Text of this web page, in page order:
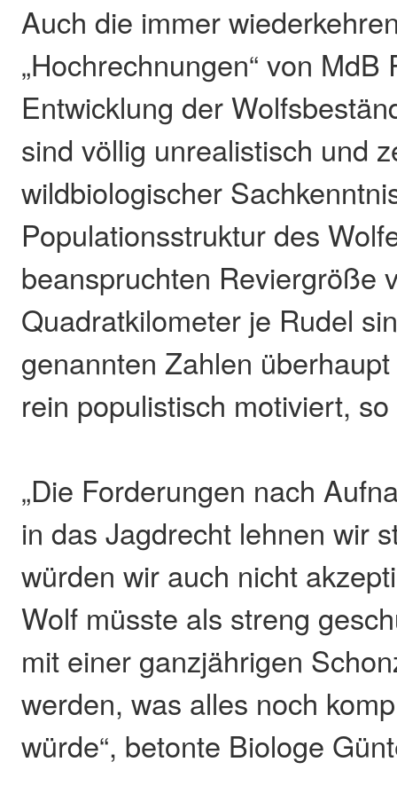
Auch die immer
„Hochrechnungen“ von MdB
Entwicklung der
sind völlig unrealistisch und
wildbiologischer
Populationsstruktur des
beanspruchten Reviergröße
Quadratkilometer je Rudel
genannten Zahlen
rein populistisch motiviert,
„Die Forderungen nach
in das Jagdrecht lehnen wir
würden wir auch nicht
Wolf müsste als streng
mit einer ganzjährigen
werden, was alles noch
würde“, betonte Biologe